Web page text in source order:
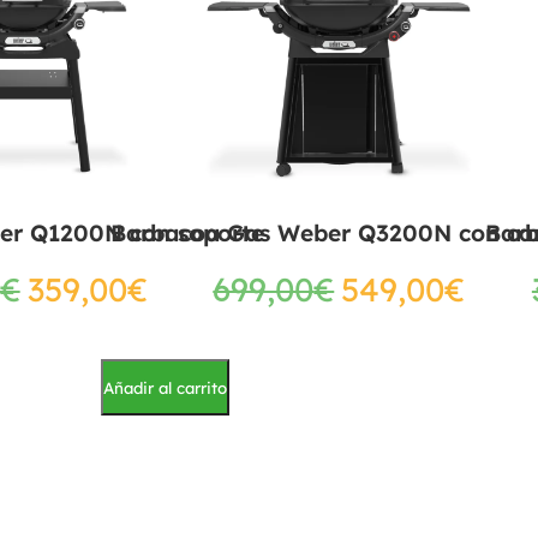
Q1200N con soporte
€359,00€
Barbacoa Gas Weber Q3200N con
699,00€549,00€
Añadir al carrito